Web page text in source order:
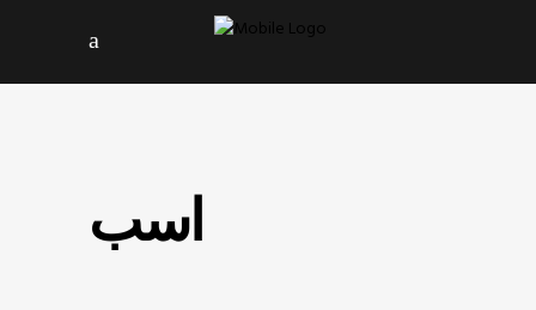
اسب